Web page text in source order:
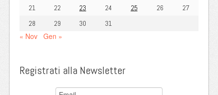
21
22 23 24 25 26
27
28
29 30 31
« Nov Gen »
Registrati alla Newsletter